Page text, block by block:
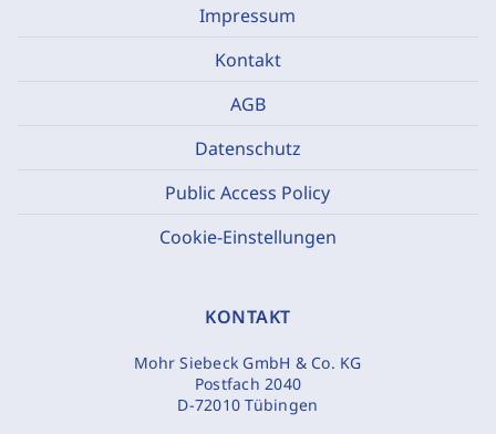
Impressum
Kontakt
AGB
Datenschutz
Public Access Policy
Cookie-Einstellungen
KONTAKT
Mohr Siebeck GmbH & Co. KG
Postfach 2040
D-72010 Tübingen